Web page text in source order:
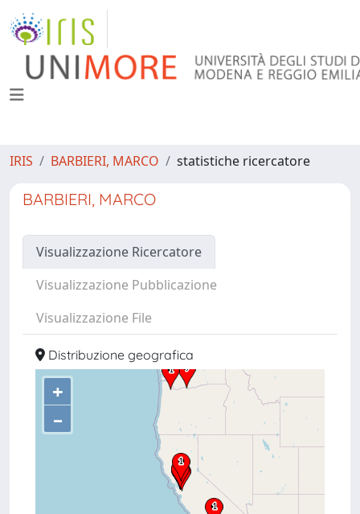
IRIS BARBIERI, MARCO statistiche ricercatore
BARBIERI, MARCO
Visualizzazione Ricercatore
Visualizzazione Pubblicazione
Visualizzazione File
Distribuzione geografica
+
–